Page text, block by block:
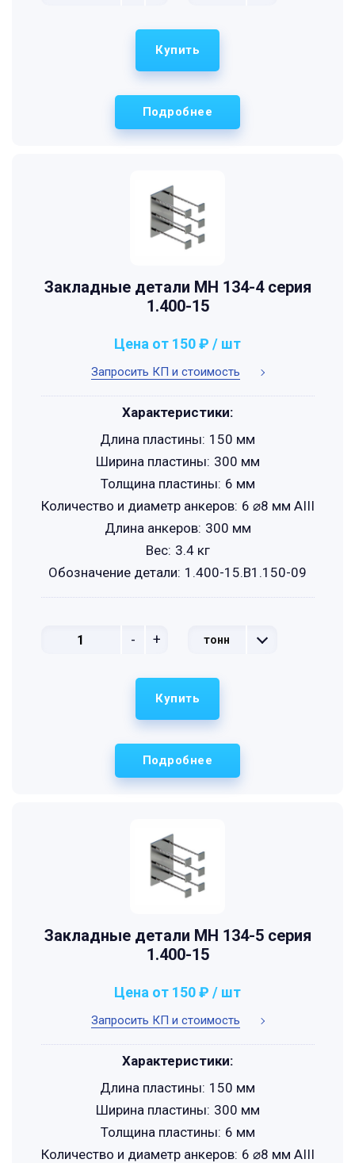
Подробнее
Купить
Закладные детали МН 134-4 серия
1.400-15
Запросить КП и стоимость
Цена от 150 ₽ / шт
- + тонн
Характеристики:
Длина пластины: 150 мм
Ширина пластины: 300 мм
Толщина пластины: 6 мм
Количество и диаметр анкеров: 6 ⌀8 мм АIII
Длина анкеров: 300 мм
Вес: 3.4 кг
Обозначение детали: 1.400-15.B1.150-09
Подробнее
Купить
Закладные детали МН 134-5 серия
1.400-15
Запросить КП и стоимость
Цена от 150 ₽ / шт
Характеристики:
Длина пластины: 150 мм
Ширина пластины: 300 мм
Толщина пластины: 6 мм
Количество и диаметр анкеров: 6 ⌀8 мм АIII